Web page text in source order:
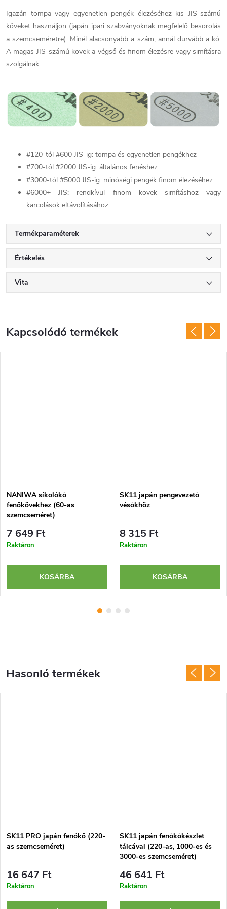
Igazán tompa vagy egyenetlen pengék élezéséhez kis JIS-számú
köveket használjon (japán ipari szabványoknak megfelelő besorolás
a szemcseméretre). Minél alacsonyabb a szám, annál durvább a kő.
A magas JIS-számú kövek a végső és finom élezésre vagy simításra
szolgálnak.
#120-tól #600 JIS-ig: tompa és egyenetlen pengékhez
#700-tól #2000 JIS-ig: általános fenéshez
#3000-től #5000 JIS-ig: minőségi pengék finom élezéséhez
#6000+ JIS: rendkívül finom kövek simításhoz vagy
karcolások eltávolításához
Termékparaméterek
Értékelés
Vita
Kapcsolódó termékek
NANIWA síkolókő
fenőkövekhez (60-as
szemcseméret)
7 649 Ft
Raktáron
KOSÁRBA
SK11 japán pengevezető
vésőkhöz
8 315 Ft
Raktáron
KOSÁRBA
SK11 PRO japán fenőkő (220-
as szemcseméret)
16 647 Ft
Raktáron
SK11 japán fenőkőkészlet
tálcával (220-as, 1000-es és
3000-es szemcseméret)
46 641 Ft
Raktáron